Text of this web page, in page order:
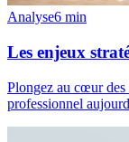
Analyse6 min
Les enjeux
Plongez au cœur des
professionnel